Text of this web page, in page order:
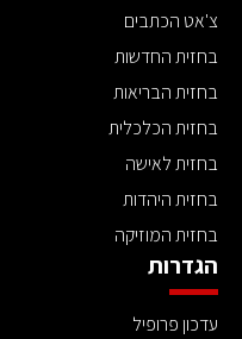
צ'אט הכתבים
בחזית החדשות
בחזית הבריאות
בחזית הכלכלית
בחזית לאישה
בחזית היהדות
בחזית המוזיקה
הגדרות
עדכון פרופיל